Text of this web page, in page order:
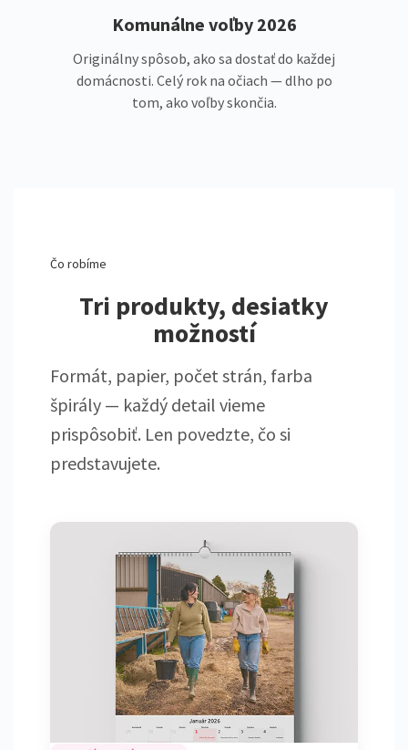
Komunálne voľby 2026
Originálny spôsob, ako sa dostať do každej
domácnosti. Celý rok na očiach — dlho po
tom, ako voľby skončia.
Čo robíme
Tri produkty, desiatky
možností
Formát, papier, počet strán, farba
špirály — každý detail vieme
prispôsobiť. Len povedzte, čo si
predstavujete.